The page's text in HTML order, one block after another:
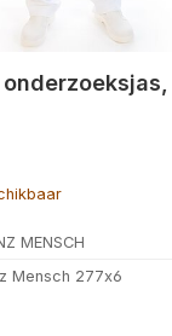
MENSCH
Mensch 277x6